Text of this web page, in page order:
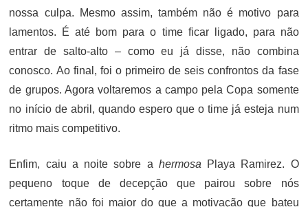
nossa culpa. Mesmo assim, também não é motivo para
lamentos. É até bom para o time ficar ligado, para não
entrar de salto-alto – como eu já disse, não combina
conosco. Ao final, foi o primeiro de seis confrontos da fase
de grupos. Agora voltaremos a campo pela Copa somente
no início de abril, quando espero que o time já esteja num
ritmo mais competitivo.
Enfim, caiu a noite sobre a hermosa Playa Ramirez. O
pequeno toque de decepção que pairou sobre nós
certamente não foi maior do que a motivação que bateu